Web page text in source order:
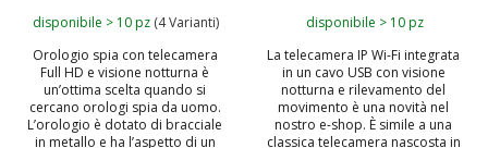
disponibile > 10 pz (4 Varianti)
Orologio spia con telecamera
Full HD e visione notturna è
un’ottima scelta quando si
cercano orologi spia da uomo.
L’orologio è dotato di bracciale
in metallo e ha l’aspetto di un
disponibile > 10 pz
La telecamera IP Wi-Fi integrata
in un cavo USB con visione
notturna e rilevamento del
movimento è una novità nel
nostro e-shop. È simile a una
classica telecamera nascosta in